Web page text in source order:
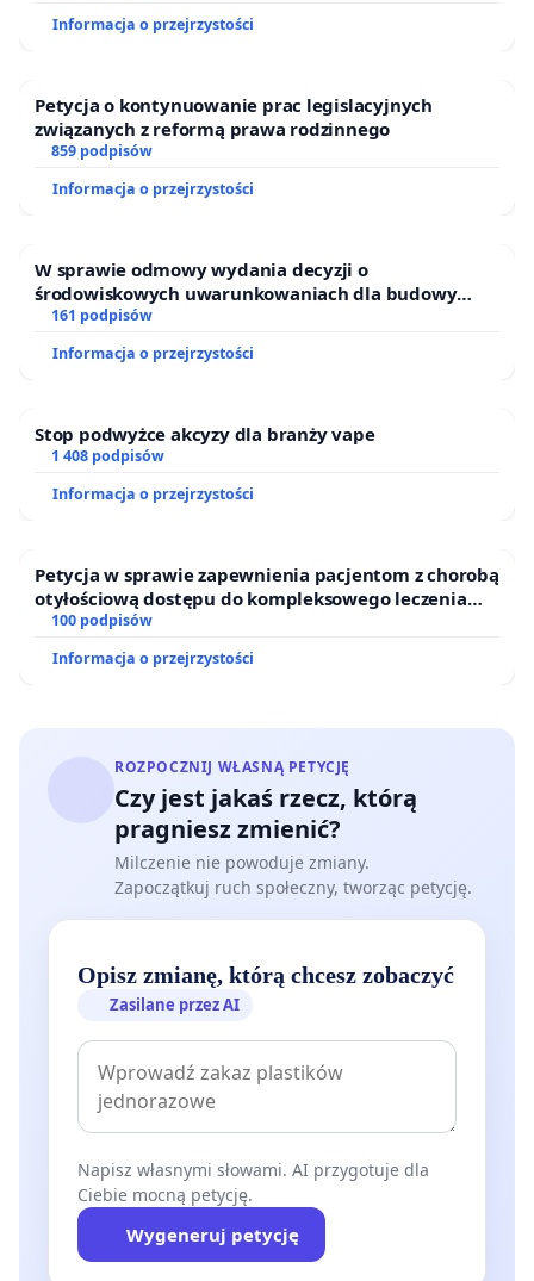
Informacja o przejrzystości
Petycja o kontynuowanie prac legislacyjnych
związanych z reformą prawa rodzinnego
859 podpisów
Informacja o przejrzystości
W sprawie odmowy wydania decyzji o
środowiskowych uwarunkowaniach dla budowy
zakładu wytwarzania biometanu „Krynki” w
Ostrowiu Południowym oraz ochrony mieszkańców i
Puszczy Knyszyńskiej
161 podpisów
Informacja o przejrzystości
Stop podwyżce akcyzy dla branży vape
1 408 podpisów
Informacja o przejrzystości
Petycja w sprawie zapewnienia pacjentom z chorobą
otyłościową dostępu do kompleksowego leczenia
oraz programów profilaktycznych.
100 podpisów
Informacja o przejrzystości
ROZPOCZNIJ WŁASNĄ PETYCJĘ
Czy jest jakaś rzecz, którą
pragniesz zmienić?
Milczenie nie powoduje zmiany.
Zapoczątkuj ruch społeczny, tworząc petycję.
Opisz zmianę, którą chcesz zobaczyć
Zasilane przez AI
Napisz własnymi słowami. AI przygotuje dla
Ciebie mocną petycję.
Wygeneruj petycję